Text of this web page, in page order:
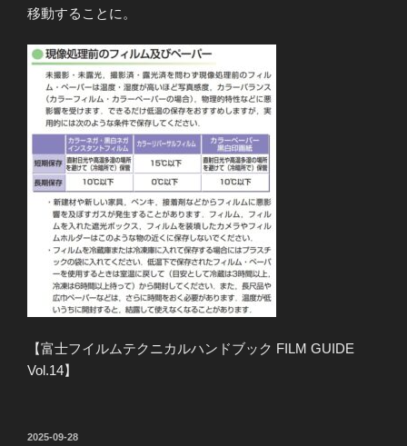
移動することに。
【富士フイルムテクニカルハンドブック FILM GUIDE
Vol.14】
投
2025-09-28